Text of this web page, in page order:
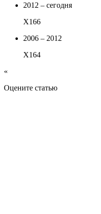
2012 – сегодня
X166
2006 – 2012
X164
«
Оцените статью